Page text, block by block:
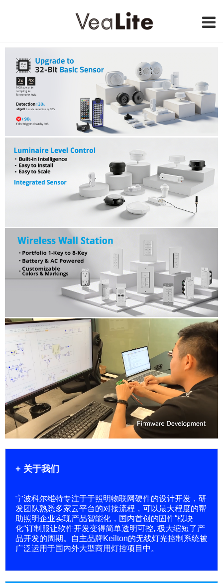
对接团队
关于我们
联系我们
+ 关于我们
宁波科尔维特专注于于照明物联网硬件的设计开发，研
发团队熟悉多家云平台的对接流程，可以最大程度的帮
助照明企业实现产品智能化，国内首创的固件“模块
化“订制服让软件开发变得简单透明可控, 极大缩短了产
品开发的周期。自主品牌Keilton的无线灯光控制系统被
广泛运用于国内外大型商用灯控项目中。